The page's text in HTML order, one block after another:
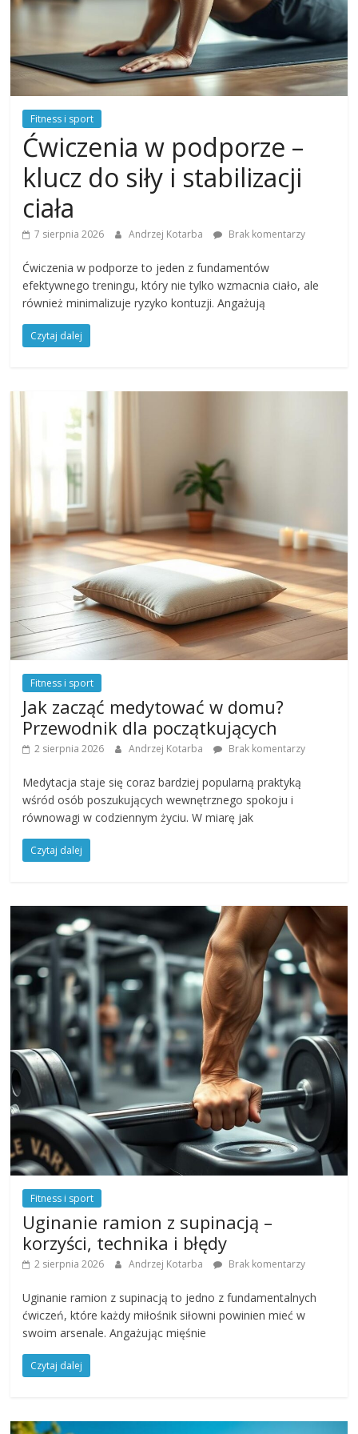
Fitness i sport
Ćwiczenia w podporze –
klucz do siły i stabilizacji
ciała
7 sierpnia 2026 Andrzej Kotarba Brak komentarzy
Ćwiczenia w podporze to jeden z fundamentów
efektywnego treningu, który nie tylko wzmacnia ciało, ale
również minimalizuje ryzyko kontuzji. Angażują
Czytaj dalej
Fitness i sport
Jak zacząć medytować w domu?
Przewodnik dla początkujących
2 sierpnia 2026 Andrzej Kotarba Brak komentarzy
Medytacja staje się coraz bardziej popularną praktyką
wśród osób poszukujących wewnętrznego spokoju i
równowagi w codziennym życiu. W miarę jak
Czytaj dalej
Fitness i sport
Uginanie ramion z supinacją –
korzyści, technika i błędy
2 sierpnia 2026 Andrzej Kotarba Brak komentarzy
Uginanie ramion z supinacją to jedno z fundamentalnych
ćwiczeń, które każdy miłośnik siłowni powinien mieć w
swoim arsenale. Angażując mięśnie
Czytaj dalej